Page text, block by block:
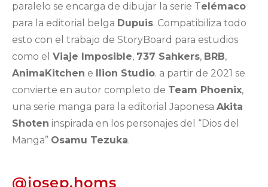
paralelo se encarga de dibujar la serie Telémaco
para la editorial belga Dupuis. Compatibiliza todo
esto con el trabajo de StoryBoard para estudios
como el Viaje Imposible, 737 Sahkers, BRB,
AnimaKitchen e Ilion Studio. a partir de 2021 se
convierte en autor completo de Team Phoenix,
una serie manga para la editorial Japonesa Akita
Shoten inspirada en los personajes del “Dios del
Manga” Osamu Tezuka.
@josep.homs